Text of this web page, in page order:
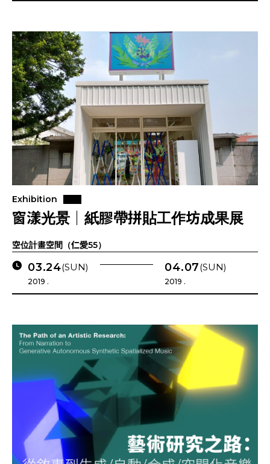
Exhibition
窗漾光景｜紙膠帶拼貼工作坊成果展
空位計畫空間（仁愛55）
03.24(SUN)
2019 .
04.07(SUN)
2019 .